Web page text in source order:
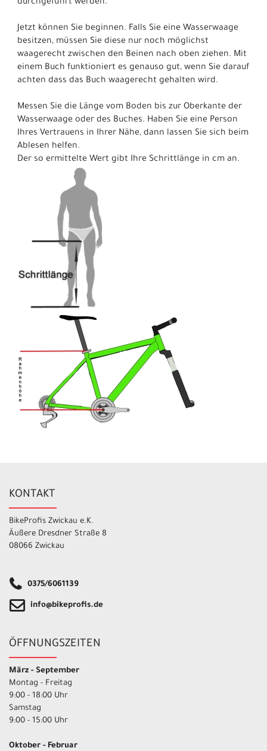
durchgeführt werden.
Jetzt können Sie beginnen. Falls Sie eine Wasserwaage
besitzen, müssen Sie diese nur noch möglichst
waagerecht zwischen den Beinen nach oben ziehen. Mit
einem Buch funktioniert es genauso gut, wenn Sie darauf
achten dass das Buch waagerecht gehalten wird.
Messen Sie die Länge vom Boden bis zur Oberkante der
Wasserwaage oder des Buches. Haben Sie eine Person
Ihres Vertrauens in Ihrer Nähe, dann lassen Sie sich beim
Ablesen helfen.
Der so ermittelte Wert gibt Ihre Schrittlänge in cm an.
KONTAKT
BikeProfis Zwickau e.K.
Äußere Dresdner Straße 8
08066 Zwickau
0375/6061139
info@bikeprofis.de
ÖFFNUNGSZEITEN
März - September
Montag - Freitag
9:00 - 18:00 Uhr
Samstag
9:00 - 15:00 Uhr
Oktober - Februar